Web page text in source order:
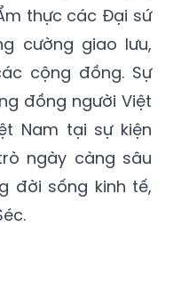
cộng đồng. Sự
đồng người Việt
Nam tại sự kiện
ngày càng sâu
đời sống kinh tế,